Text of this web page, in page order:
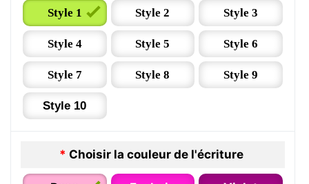
Style 1 Style 2 Style 3
Style 4 Style 5 Style 6
Style 7 Style 8 Style 9
Style 10
* Choisir la couleur de l'écriture